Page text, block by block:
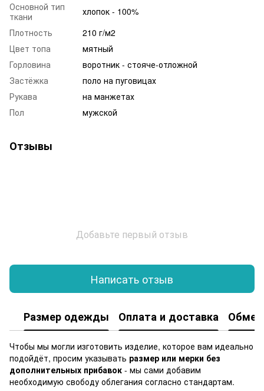
Основной тип
ткани
хлопок - 100%
Плотность
210 г/м2
Цвет топа
мятный
Горловина
воротник - стояче-отложной
Застёжка
поло на пуговицах
Рукава
на манжетах
Пол
мужской
Отзывы
Добавьте первый отзыв
Написать отзыв
Размер одежды Оплата и доставка Обмен
Чтобы мы могли изготовить изделие, которое вам идеально
подойдёт, просим указывать размер или мерки без
дополнительных прибавок - мы сами добавим
необходимую свободу облегания согласно стандартам.